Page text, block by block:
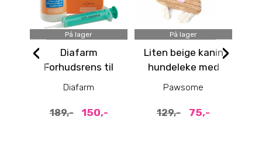
På lager
Diafarm
Forhudsrens til
hund
Diafarm
189,- 150,-
På lager
Liten beige kanin
hundeleke med
pip og crunch
Pawsome
129,- 75,-
‹ ›